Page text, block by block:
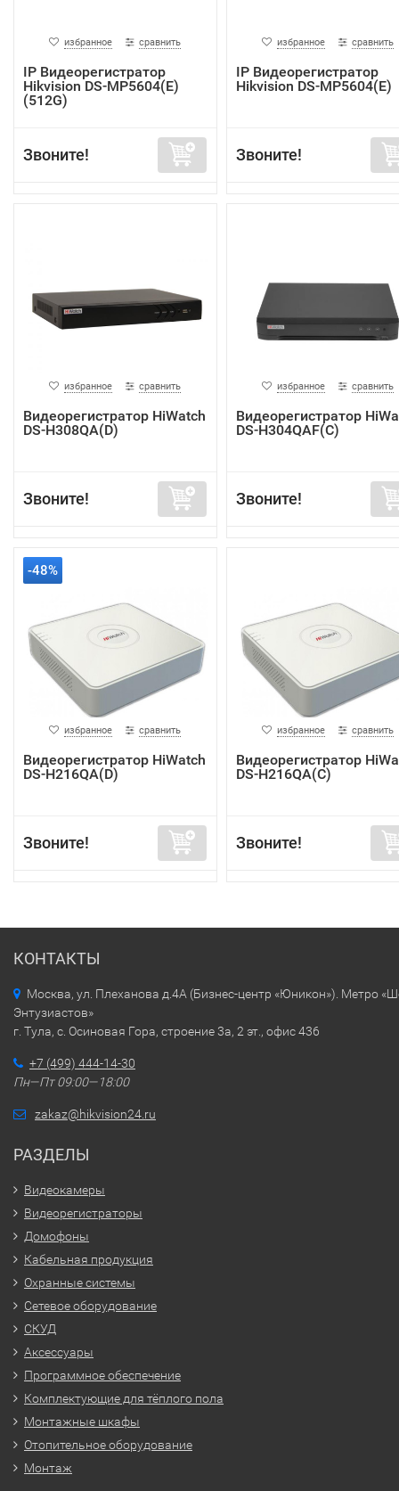
избранное сравнить
IP Видеорегистратор
Hikvision DS-MP5604(E)
(512G)
Звоните!
избранное сравнить
IP Видеорегистратор
Hikvision DS-MP5604(E)
Звоните!
избранное сравнить
Видеорегистратор HiWatch
DS-H308QA(D)
Звоните!
избранное сравнить
Видеорегистратор
DS-H304QAF(C)
Звоните!
-48%
избранное сравнить
Видеорегистратор HiWatch
DS-H216QA(D)
Звоните!
избранное сравнить
Видеорегистратор
DS-H216QA(C)
Звоните!
КОНТАКТЫ
Москва, ул. Плеханова д.4А (Бизнес-центр «Юникон»). Метро
Энтузиастов»
г. Тула, с. Осиновая Гора, строение 3а, 2 эт., офис 436
+7 (499) 444-14-30
Пн—Пт 09:00—18:00
zakaz@hikvision24.ru
РАЗДЕЛЫ
Видеокамеры
Видеорегистраторы
Домофоны
Кабельная продукция
Охранные системы
Сетевое оборудование
СКУД
Аксессуары
Программное обеспечение
Комплектующие для тёплого пола
Монтажные шкафы
Отопительное оборудование
Монтаж